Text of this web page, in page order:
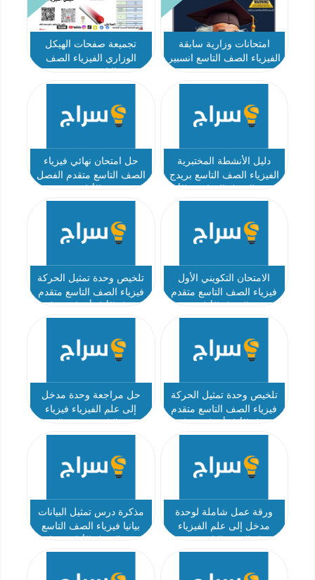
امتحانات وزارية سابقة
الفيزياء الصف التاسع انسبير
تجميعة صفحات الهيكل
الوزاري الفيزياء الصف
دليل الأنشطة المختبرية
الفيزياء الصف التاسع بريدج
2025-2026
حل امتحان نهائي فيزياء
الصف التاسع متقدم الفصل
الامتحان التكويني الأول
فيزياء الصف التاسع متقدم
تلخيص وحدة تمثيل الحركة
فيزياء الصف التاسع متقدم
تلخيص وحدة تمثيل الحركة
فيزياء الصف التاسع متقدم
حل مراجعة وحدة مدخل
إلى علم الفيزياء فيزياء
الأول
ورقة عمل شاملة لوحدة
مدخل إلى علم الفيزياء
الفصل الأول
مذكرة درس تمثيل البيانات
بيانيا فيزياء الصف التاسع